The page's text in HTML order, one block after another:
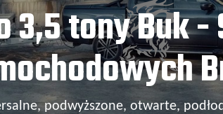
3,5 tony Buk -
podwyższone, otwarte,